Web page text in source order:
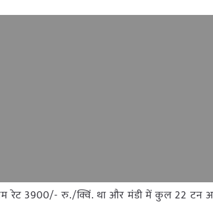
रेट 3900/- रु./क्विं. था और मंडी में कुल 22 टन